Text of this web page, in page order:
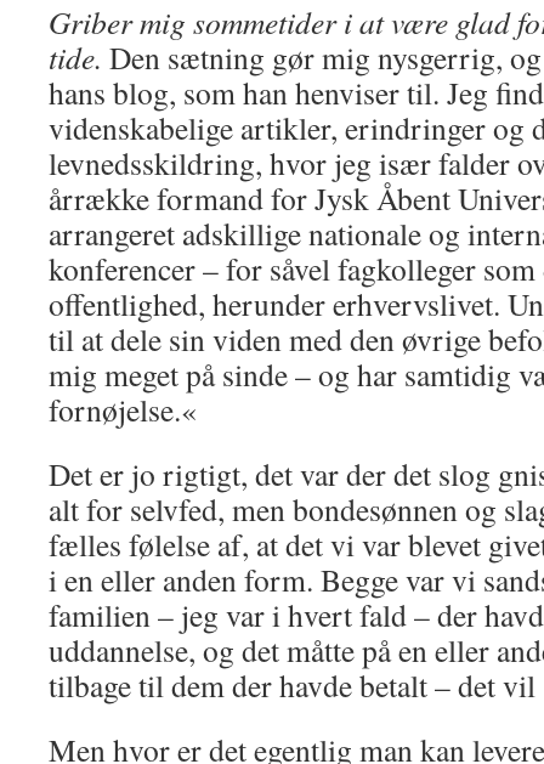
Griber mig sommetider i at være glad
tide. Den sætning gør mig nysgerrig,
hans blog, som han henviser til. Jeg
videnskabelige artikler, erindringer og
levnedsskildring, hvor jeg især falder
årrække formand for Jysk Åbent
arrangeret adskillige nationale og
konferencer – for såvel fagkolleger som
offentlighed, herunder erhvervslivet.
til at dele sin viden med den øvrige
mig meget på sinde – og har samtidig
fornøjelse.«
Det er jo rigtigt, det var der det slog
alt for selvfed, men bondesønnen og
fælles følelse af, at det vi var blevet
i en eller anden form. Begge var vi
familien – jeg var i hvert fald – der
uddannelse, og det måtte på en eller
tilbage til dem der havde betalt – det vil
Men hvor er det egentlig man kan